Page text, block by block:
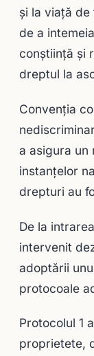
și la viață
de a
conștiință și
dreptul la
Convenția
a asigura un
instanțelor
drepturi au
De la
intervenit
adoptării
protocoale
Protocolul 1
proprietete,